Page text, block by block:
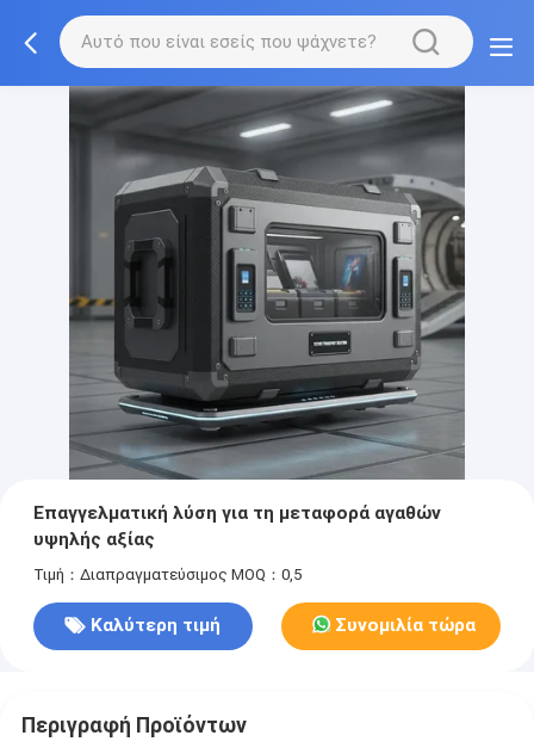
Επαγγελματική λύση για τη μεταφορά αγαθών
υψηλής αξίας
Τιμή：Διαπραγματεύσιμος MOQ：0,5
Καλύτερη τιμή Συνομιλία τώρα
Περιγραφή Προϊόντων